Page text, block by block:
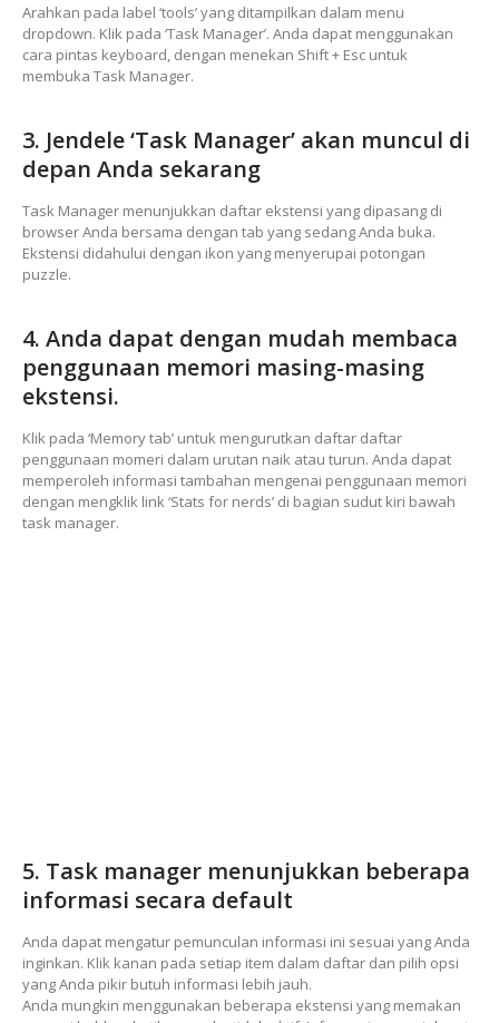
Arahkan pada label ‘tools’ yang ditampilkan dalam menu
dropdown. Klik pada ‘Task Manager’. Anda dapat menggunakan
cara pintas keyboard, dengan menekan Shift + Esc untuk
membuka Task Manager.
3. Jendele ‘Task Manager’ akan muncul di
depan Anda sekarang
Task Manager menunjukkan daftar ekstensi yang dipasang di
browser Anda bersama dengan tab yang sedang Anda buka.
Ekstensi didahului dengan ikon yang menyerupai potongan
puzzle.
4. Anda dapat dengan mudah membaca
penggunaan memori masing-masing
ekstensi.
Klik pada ‘Memory tab’ untuk mengurutkan daftar daftar
penggunaan momeri dalam urutan naik atau turun. Anda dapat
memperoleh informasi tambahan mengenai penggunaan memori
dengan mengklik link ‘Stats for nerds’ di bagian sudut kiri bawah
task manager.
5. Task manager menunjukkan beberapa
informasi secara default
Anda dapat mengatur pemunculan informasi ini sesuai yang Anda
inginkan. Klik kanan pada setiap item dalam daftar dan pilih opsi
yang Anda pikir butuh informasi lebih jauh.
Anda mungkin menggunakan beberapa ekstensi yang memakan